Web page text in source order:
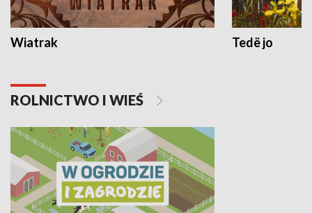
Wiatrak Tedë jo
ROLNICTWO I WIEŚ